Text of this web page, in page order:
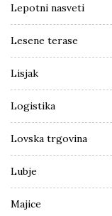
Lepotni nasveti
Lesene terase
Lisjak
Logistika
Lovska trgovina
Lubje
Majice